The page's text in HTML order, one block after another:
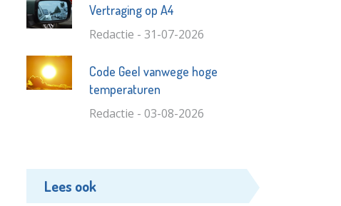
Vertraging op A4
Redactie - 31-07-2026
Code Geel vanwege hoge
temperaturen
Redactie - 03-08-2026
Lees ook